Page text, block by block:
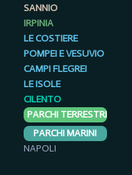
SANNIO
IRPINIA
LE COSTIERE
POMPEI E VESUVIO
CAMPI FLEGREI
LE ISOLE
CILENTO
PARCHI TERRESTRI
PARCHI MARINI
NAPOLI